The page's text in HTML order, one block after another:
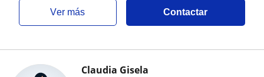
ver más Contactar
Claudia Gisela